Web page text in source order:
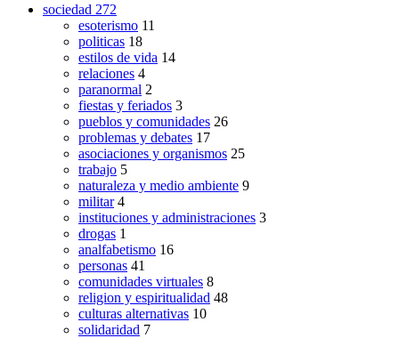
sociedad 272
esoterismo 11
politicas 18
estilos de vida 14
relaciones 4
paranormal 2
fiestas y feriados 3
pueblos y comunidades 26
problemas y debates 17
asociaciones y organismos 25
trabajo 5
naturaleza y medio ambiente 9
militar 4
instituciones y administraciones 3
drogas 1
analfabetismo 16
personas 41
comunidades virtuales 8
religion y espiritualidad 48
culturas alternativas 10
solidaridad 7